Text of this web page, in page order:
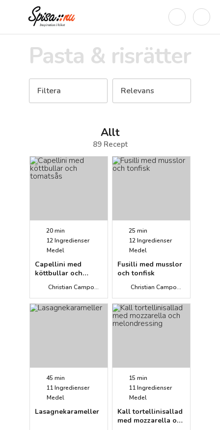
Pasta & risrätter
Filtera Relevans
Allt
89Recept
20 min
12Ingredienser
Medel
Capellini med
köttbullar och
Christian Campogiani
25 min
12Ingredienser
Medel
Fusilli med musslor
och tonfisk
Christian Campogiani
45 min
11Ingredienser
Medel
Lasagnekarameller
15 min
11Ingredienser
Medel
Kall tortellinisallad
med mozzarella och